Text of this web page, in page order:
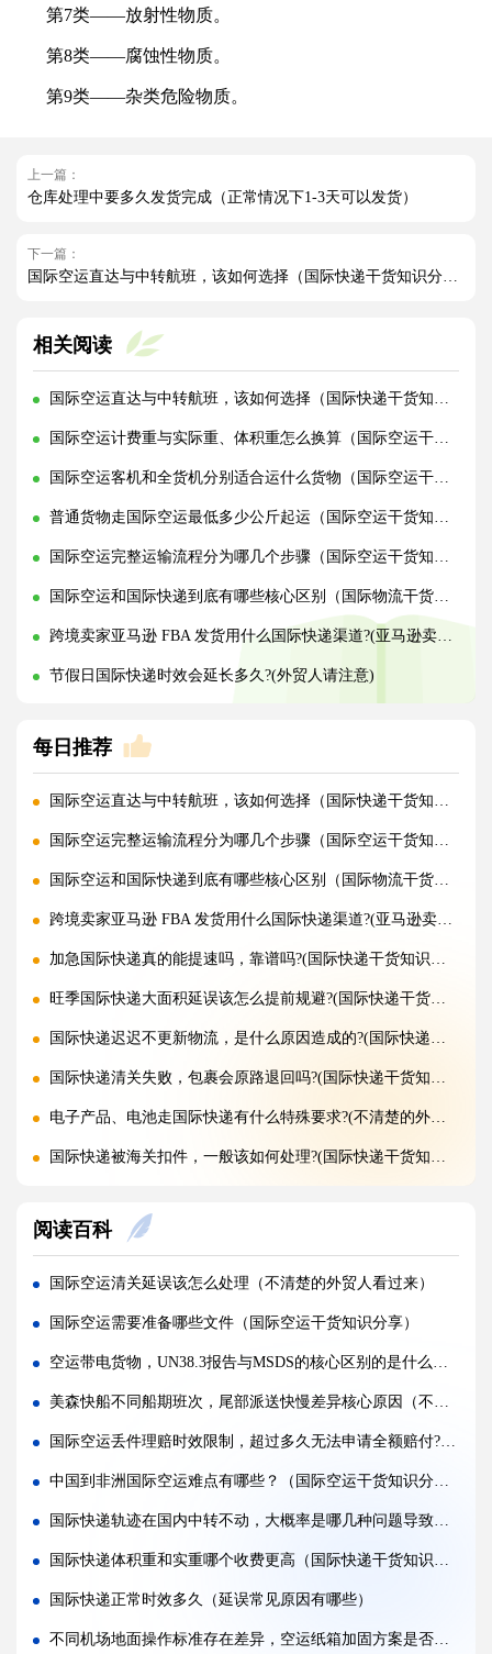
第7类——放射性物质。
第8类——腐蚀性物质。
第9类——杂类危险物质。
上一篇：
仓库处理中要多久发货完成（正常情况下1-3天可以发货）
下一篇：
国际空运直达与中转航班，该如何选择（国际快递干货知识分享）
相关阅读
国际空运直达与中转航班，该如何选择（国际快递干货知识分享）
国际空运计费重与实际重、体积重怎么换算（国际空运干货知识分享）
国际空运客机和全货机分别适合运什么货物（国际空运干货知识分享）
普通货物走国际空运最低多少公斤起运（国际空运干货知识分享）
国际空运完整运输流程分为哪几个步骤（国际空运干货知识分享）
国际空运和国际快递到底有哪些核心区别（国际物流干货知识分享）
跨境卖家亚马逊 FBA 发货用什么国际快递渠道?(亚马逊卖家必看篇)
节假日国际快递时效会延长多久?(外贸人请注意)
每日推荐
国际空运直达与中转航班，该如何选择（国际快递干货知识分享）
国际空运完整运输流程分为哪几个步骤（国际空运干货知识分享）
国际空运和国际快递到底有哪些核心区别（国际物流干货知识分享）
跨境卖家亚马逊 FBA 发货用什么国际快递渠道?(亚马逊卖家必看篇)
加急国际快递真的能提速吗，靠谱吗?(国际快递干货知识分享)
旺季国际快递大面积延误该怎么提前规避?(国际快递干货知识分享)
国际快递迟迟不更新物流，是什么原因造成的?(国际快递干货知识分享)
国际快递清关失败，包裹会原路退回吗?(国际快递干货知识分享)
电子产品、电池走国际快递有什么特殊要求?(不清楚的外贸人看过来)
国际快递被海关扣件，一般该如何处理?(国际快递干货知识分享)
不同国家国际快递报价差距为什么这么大?(国际快递干货知识分享)
国际快递运费是怎么计算的，体积重怎么核算?(国际快递干货知识分享)
国际快递可以寄哪些国家，偏远地区能派送吗（国际快递干货知识分享）
什么是国际快递，和国际物流有什么区别（国际快递干货知识分享）
亚马逊 FBA 空运头程，选空派还是纯空运更合适?(国际空运干货知识分享)
实木包装走国际空运，一定要做熏蒸吗?(国际空运干货知识分享)
空运货物被扣，最快多久可以完成清关放行?(国际空运干货知识分享)
国际空运税费由谁承担，到门和到港费用差别在哪?(不清楚的外贸人看过来)
多家货代空运报价差异大，该如何辨别虚高报价?(国际空运干货知识分享)
阅读百科
国际空运清关延误该怎么处理（不清楚的外贸人看过来）
国际空运需要准备哪些文件（国际空运干货知识分享）
空运带电货物，UN38.3报告与MSDS的核心区别的是什么（国际空运干货知识分享）
美森快船不同船期班次，尾部派送快慢差异核心原因（不清楚的跨境电商卖家请注意）
国际空运丢件理赔时效限制，超过多久无法申请全额赔付?(外贸人请注意)
中国到非洲国际空运难点有哪些？（国际空运干货知识分享）
国际快递轨迹在国内中转不动，大概率是哪几种问题导致（国际快递干货知识分享）
国际快递体积重和实重哪个收费更高（国际快递干货知识分享）
国际快递正常时效多久（延误常见原因有哪些）
不同机场地面操作标准存在差异，空运纸箱加固方案是否需要区分始发港?(国际空运干货知识分享)